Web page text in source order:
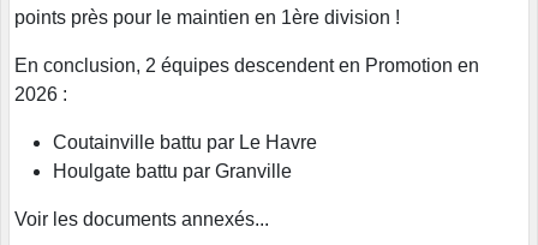
points près pour le maintien en 1ère division !
En conclusion, 2 équipes descendent en Promotion en
2026 :
Coutainville battu par Le Havre
Houlgate battu par Granville
Voir les documents annexés...